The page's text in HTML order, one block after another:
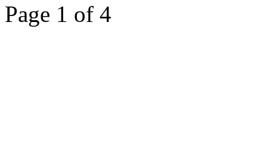
Page 1 of 4